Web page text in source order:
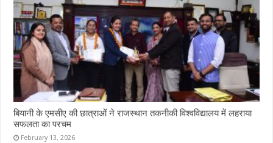
बियानी के एमसीए की छात्राओं ने राजस्थान तकनीकी विश्वविद्यालय में लहराया
सफलता का परचम
February 13, 2026